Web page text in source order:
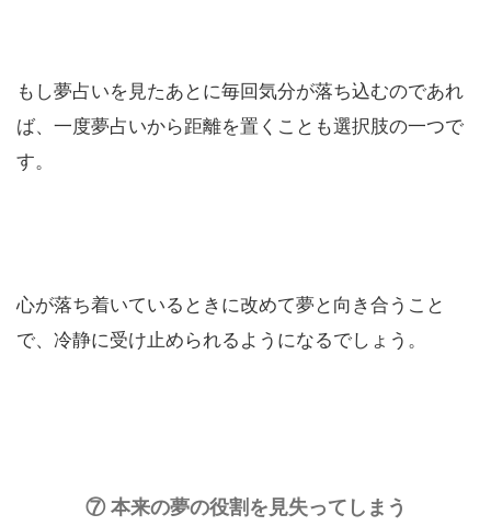
もし夢占いを見たあとに毎回気分が落ち込むのであれ
ば、一度夢占いから距離を置くことも選択肢の一つで
す。
心が落ち着いているときに改めて夢と向き合うこと
で、冷静に受け止められるようになるでしょう。
⑦ 本来の夢の役割を見失ってしまう